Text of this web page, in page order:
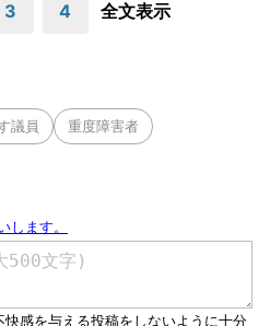
3 4 全文表示
議員 重度障害者